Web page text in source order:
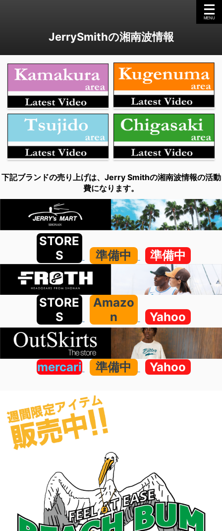
JerrySmithの湘南波情報
下記ブランドの売り上げは、Jerry Smithの湘南波情報の活動
費になります。
STORE
S
準備中 準備中
STORE
S
Amazo
n
Yahoo
mercari 準備中 Yahoo